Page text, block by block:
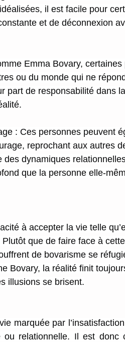
il est facile pour
et de déconnexion
Emma Bovary,
ou du monde qui ne
part de responsabilité dans
: Ces personnes peuvent
reprochant aux autres
dynamiques
que la personne elle-
à accepter la vie telle
que de faire face à
de bovarisme se
Bovary, la réalité finit
illusions se brisent.
marquée par
ou relationnelle. Il est